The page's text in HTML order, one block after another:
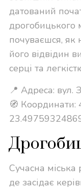
датований
дрогобицького
почуваєшся, як
його відвідин
серці та
📍 Адреса: вул.
🧭
Сучасна міська
де засідає